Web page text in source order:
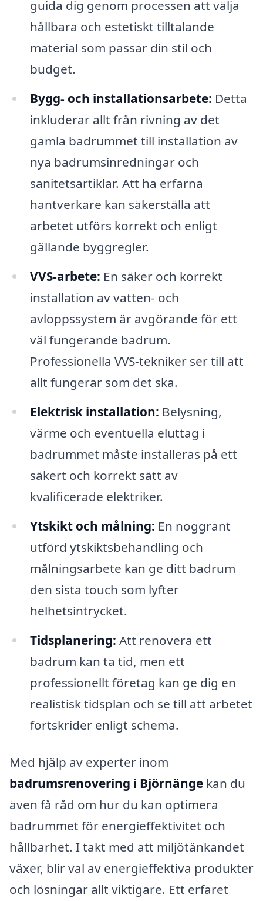
guida dig genom processen att välja
hållbara och estetiskt tilltalande
material som passar din stil och
budget.
Bygg- och installationsarbete: Detta
inkluderar allt från rivning av det
gamla badrummet till installation av
nya badrumsinredningar och
sanitetsartiklar. Att ha erfarna
hantverkare kan säkerställa att
arbetet utförs korrekt och enligt
gällande byggregler.
VVS-arbete: En säker och korrekt
installation av vatten- och
avloppssystem är avgörande för ett
väl fungerande badrum.
Professionella VVS-tekniker ser till att
allt fungerar som det ska.
Elektrisk installation: Belysning,
värme och eventuella eluttag i
badrummet måste installeras på ett
säkert och korrekt sätt av
kvalificerade elektriker.
Ytskikt och målning: En noggrant
utförd ytskiktsbehandling och
målningsarbete kan ge ditt badrum
den sista touch som lyfter
helhetsintrycket.
Tidsplanering: Att renovera ett
badrum kan ta tid, men ett
professionellt företag kan ge dig en
realistisk tidsplan och se till att arbetet
fortskrider enligt schema.
Med hjälp av experter inom
badrumsrenovering i Björnänge kan du
även få råd om hur du kan optimera
badrummet för energieffektivitet och
hållbarhet. I takt med att miljötänkandet
växer, blir val av energieffektiva produkter
och lösningar allt viktigare. Ett erfaret